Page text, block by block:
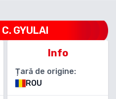
C. GYULAI
Info
Țară de origine:
ROU